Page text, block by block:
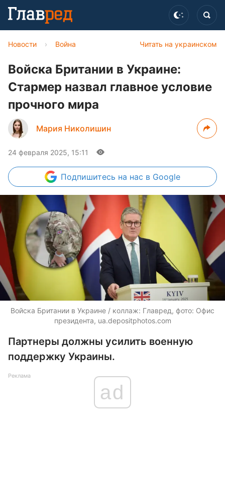
Читать на украинском
Новости › Война
Войска Британии в Украине:
Стармер назвал главное условие
прочного мира
Мария Николишин
24 февраля 2025, 15:11
Подпишитесь на нас в Google
Войска Британии в Украине / коллаж: Главред, фото: Офис
президента, ua.depositphotos.com
Партнеры должны усилить военную
поддержку Украины.
Реклама
ad